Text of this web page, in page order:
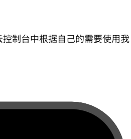
制台中根据自己的需要使用我